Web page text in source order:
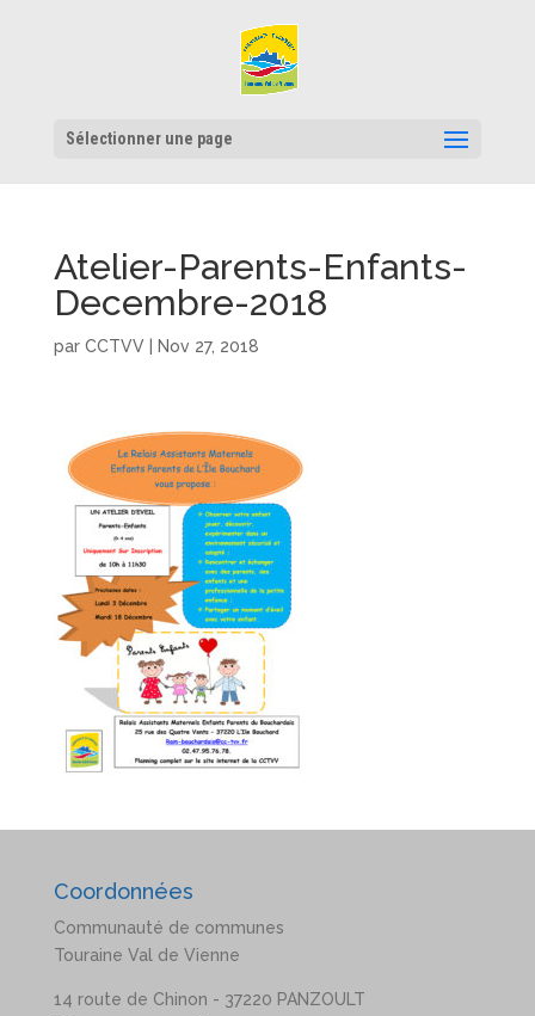
Sélectionner une page
Atelier-Parents-Enfants-
Decembre-2018
par CCTVV| Nov 27, 2018
Coordonnées
Communauté de communes
Touraine Val de Vienne
14 route de Chinon - 37220 PANZOULT